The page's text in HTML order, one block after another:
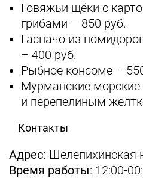
Говяжьи щёки с
грибами – 850 руб.
Гаспачо из
– 400 руб.
Рыбное консоме –
Мурманские морские
и перепелиным
Контакты
Адрес: Шелепихинская
Время работы: 12:00-